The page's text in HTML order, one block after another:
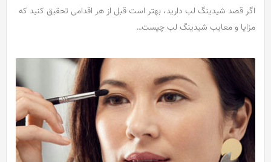
اگر قصد شیدینگ لب دارید، بهتر است قبل از هر اقدامی تحقیق کنید که
مزایا و معایب شیدینگ لب چیست…